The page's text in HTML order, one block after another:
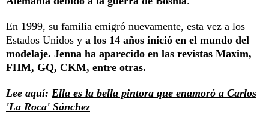
En 1999, su familia emigró nuevamente, esta vez a los
Estados Unidos y a los 14 años inició en el mundo del
modelaje. Jenna ha aparecido en las revistas Maxim,
FHM, GQ, CKM, entre otras.
Lee aquí: Ella es la bella pintora que enamoró a Carlos
'La Roca' Sánchez